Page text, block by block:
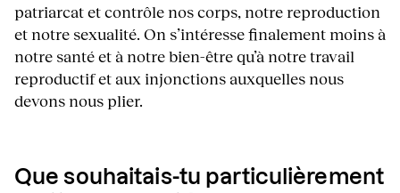
patriarcat et contrôle nos corps, notre reproduction
et notre sexualité. On s’intéresse finalement moins à
notre santé et à notre bien-être qu’à notre travail
reproductif et aux injonctions auxquelles nous
devons nous plier.
Que souhaitais-tu particulièrement